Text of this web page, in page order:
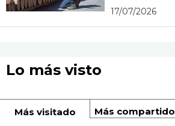
17/07/2026
Lo más visto
Más visitado Más compartido